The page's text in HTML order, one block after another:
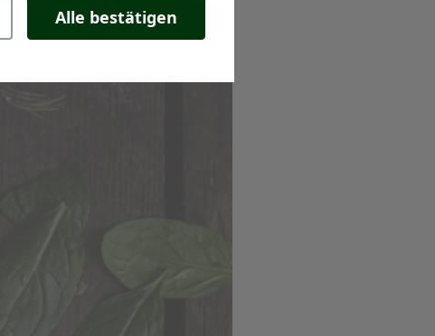
Alle bestätigen